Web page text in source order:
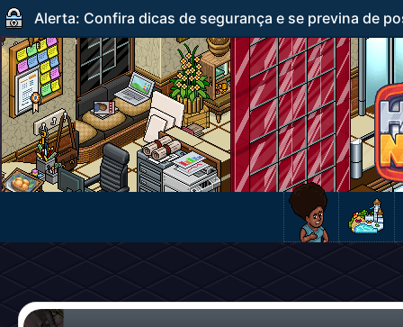
Alerta: Confira dicas de segurança e se previna de